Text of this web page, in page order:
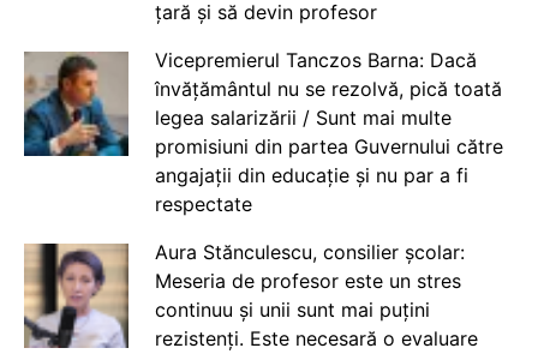
țară și să devin profesor
Vicepremierul Tanczos Barna: Dacă
învățământul nu se rezolvă, pică toată
legea salarizării / Sunt mai multe
promisiuni din partea Guvernului către
angajații din educație și nu par a fi
respectate
Aura Stănculescu, consilier școlar:
Meseria de profesor este un stres
continuu și unii sunt mai puțini
rezistenți. Este necesară o evaluare